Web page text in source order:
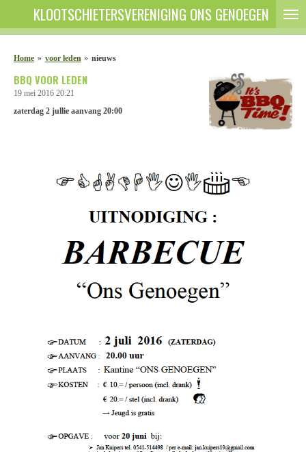
direct
de
KLOOTSCHIETERSVERENIGING ONS GENOEGEN
Home » voor leden » nieuws
BBQ VOOR LEDEN
19 mei 2016 20:21
zaterdag 2 jullie aanvang 20:00